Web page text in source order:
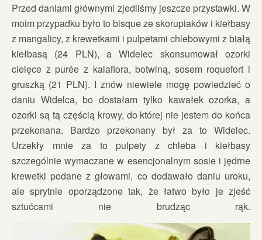
Przed daniami głównymi zjedliśmy jeszcze przystawki. W
moim przypadku było to bisque ze skorupiaków i kiełbasy
z mangalicy, z krewetkami i pulpetami chlebowymi z białą
kiełbasą (24 PLN), a Widelec skonsumował ozorki
cielęce z purée z kalafiora, botwiną, sosem roquefort i
gruszką (21 PLN). I znów niewiele mogę powiedzieć o
daniu Widelca, bo dostałam tylko kawałek ozorka, a
ozorki są tą częścią krowy, do której nie jestem do końca
przekonana. Bardzo przekonany był za to Widelec.
Urzekły mnie za to pulpety z chleba i kiełbasy
szczególnie wymaczane w esencjonalnym sosie i jędrne
krewetki podane z głowami, co dodawało daniu uroku,
ale sprytnie oporządzone tak, że łatwo było je zjeść
sztućcami nie brudząc rąk.